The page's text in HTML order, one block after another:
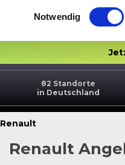
Einwilligungsauswahl
Notwendig
82 Standorte
in Deutschland
Renault
Renault